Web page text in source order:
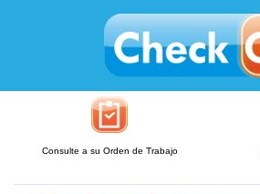
Consulte a su Orden de Trabajo